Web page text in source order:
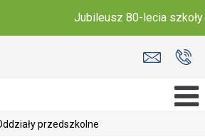
Jubileusz 80-lecia szkoły
przedszkolne